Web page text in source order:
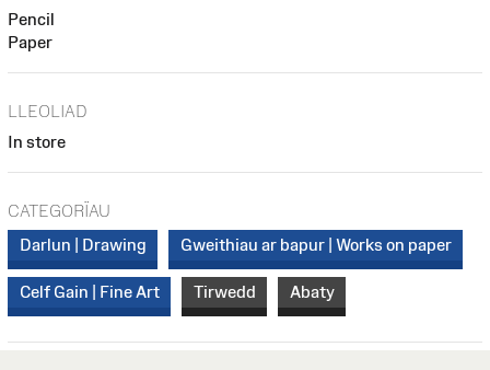
Pencil
Paper
LLEOLIAD
In store
CATEGORÏAU
Darlun | Drawing
Gweithiau ar bapur | Works on paper
Celf Gain | Fine Art Tirwedd Abaty